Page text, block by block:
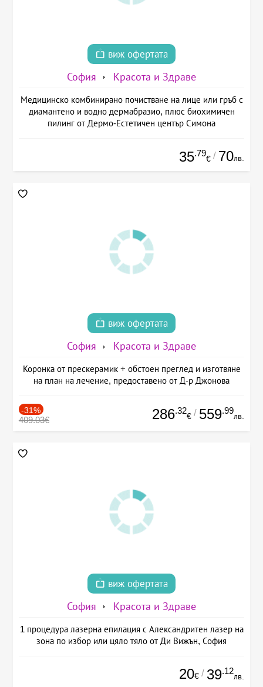
виж офертата
София Красота и Здраве
Медицинско комбинирано почистване на лице или гръб с
диамантено и водно дермабразио, плюс биохимичен
пилинг от Дермо-Естетичен център Симона
35.79
€ / 70лв.
виж офертата
София Красота и Здраве
Коронка от прескерамик + обстоен преглед и изготвяне
на план на лечение, предоставено от Д-р Джонова
-31%
409.03€ 286.32
€ / 559.99
лв.
виж офертата
София Красота и Здраве
1 процедура лазерна епилация с Александритен лазер на
зона по избор или цяло тяло от Ди Вижън, София
20€ / 39.12
лв.